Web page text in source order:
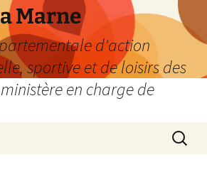
Marne
d'action
sportive et de loisirs des
en charge de